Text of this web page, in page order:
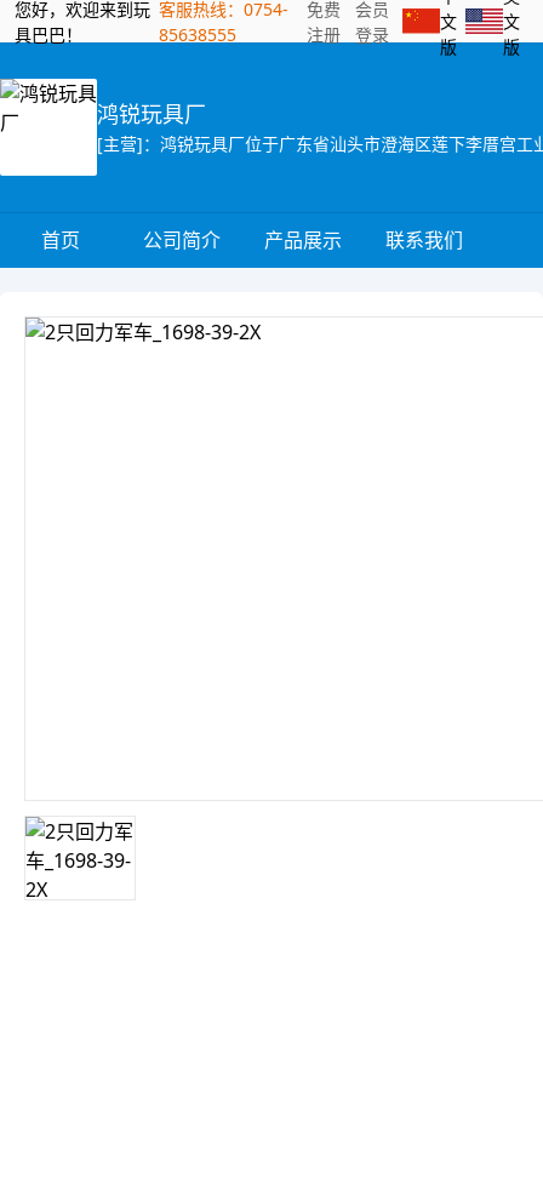
您好，欢迎来到玩
具巴巴！
客服热线：0754-
85638555
免费
注册
会员
登录
文
版
文
版
鸿锐玩具厂
首页 公司简介 产品展示 联系我们